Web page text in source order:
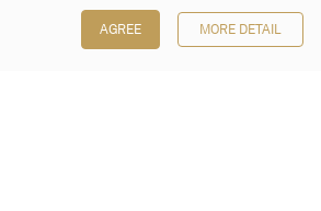
AGREE MORE DETAIL